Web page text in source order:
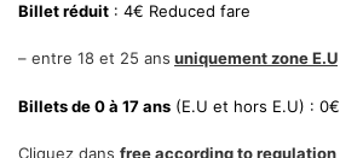
Billet réduit : 4€ Reduced fare
– entre 18 et 25 ans uniquement zone E.U
Billets de 0 à 17 ans (E.U et hors E.U) : 0€
Cliquez dans free according to regulation